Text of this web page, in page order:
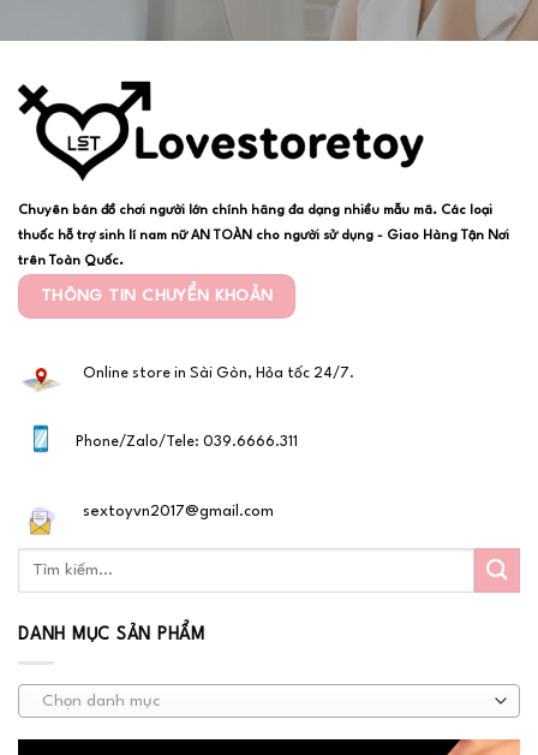
Chuyên bán đồ chơi người lớn chính hãng đa dạng nhiều mẫu mã. Các loại
thuốc hỗ trợ sinh lí nam nữ AN TOÀN cho người sử dụng - Giao Hàng Tận Nơi
trên Toàn Quốc.
THÔNG TIN CHUYỂN KHOẢN
Online store in Sài Gòn, Hỏa tốc 24/7.
Phone/Zalo/Tele: 039.6666.311
sextoyvn2017@gmail.com
DANH MỤC SẢN PHẨM
Chọn danh mục